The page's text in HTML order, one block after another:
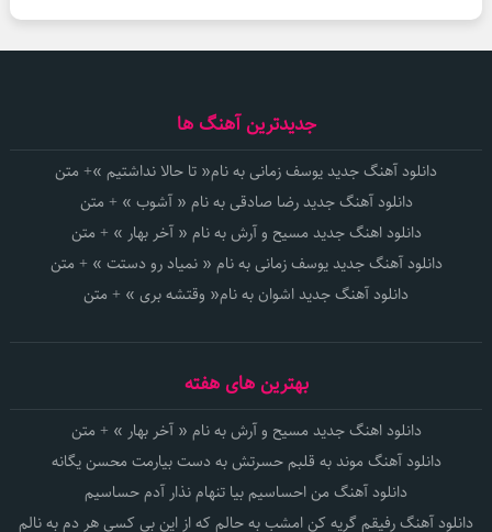
جدیدترین آهنگ ها
دانلود آهنگ جدید یوسف زمانی به نام« تا حالا نداشتیم »+ متن
دانلود آهنگ جدید رضا صادقی به نام « آشوب » + متن
دانلود اهنگ جدید مسیح و آرش به نام « آخر بهار » + متن
دانلود آهنگ جدید یوسف زمانی به نام « نمیاد رو دستت » + متن
دانلود آهنگ جدید اشوان به نام« وقتشه بری » + متن
بهترین های هفته
دانلود اهنگ جدید مسیح و آرش به نام « آخر بهار » + متن
دانلود آهنگ موند به قلبم حسرتش به دست بیارمت محسن یگانه
دانلود آهنگ من احساسیم بیا تنهام نذار آدم حساسیم
دانلود آهنگ رفیقم گریه کن امشب به حالم که از این بی کسی هر دم به نالم